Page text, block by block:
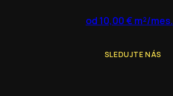
od 10,00 € m²/mes.
SLEDUJTE NÁS